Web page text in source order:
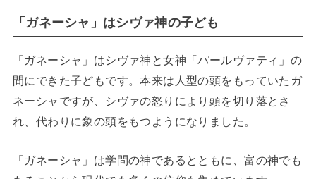
「ガネーシャ」はシヴァ神の子ども
「ガネーシャ」はシヴァ神と女神「パールヴァティ」の
間にできた子どもです。本来は人型の頭をもっていたガ
ネーシャですが、シヴァの怒りにより頭を切り落とさ
れ、代わりに象の頭をもつようになりました。
「ガネーシャ」は学問の神であるとともに、富の神でも